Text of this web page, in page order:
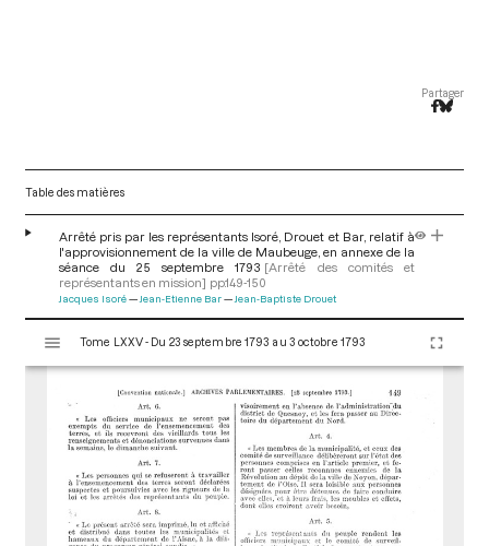
Partager
Table des matières
Arrêté pris par les représentants Isoré, Drouet et Bar, relatif à
l'approvisionnement de la ville de Maubeuge, en annexe de la
séance du 25 septembre 1793 [Arrêté des comités et
représentants en mission] pp.149-150
Jacques Isoré Jean-Etienne Bar Jean-Baptiste Drouet
s
Tome LXXV - Du 23 septembre 1793 au 3 octobre 1793